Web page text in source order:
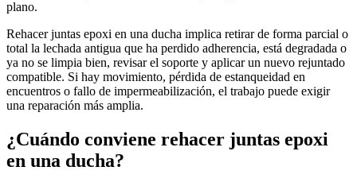
plano.
Rehacer juntas epoxi en una ducha implica retirar de forma parcial o
total la lechada antigua que ha perdido adherencia, está degradada o
ya no se limpia bien, revisar el soporte y aplicar un nuevo rejuntado
compatible. Si hay movimiento, pérdida de estanqueidad en
encuentros o fallo de impermeabilización, el trabajo puede exigir
una reparación más amplia.
¿Cuándo conviene rehacer juntas epoxi
en una ducha?